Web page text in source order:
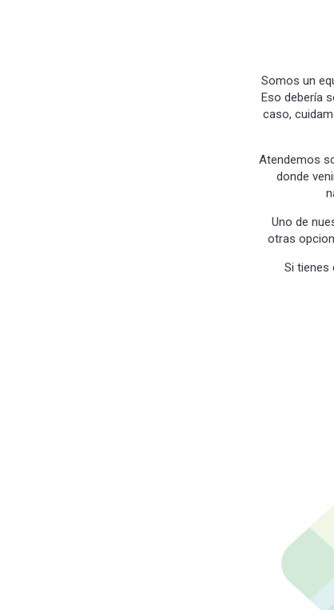
Somos un
Eso debería
caso,
Atendemos
donde
Uno de
otras
Si tienes